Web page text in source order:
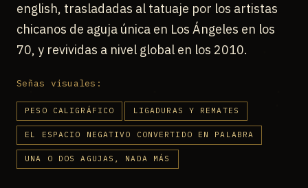
english, trasladadas al tatuaje por los artistas
chicanos de aguja única en Los Ángeles en los
70, y revividas a nivel global en los 2010.
Señas visuales:
PESO CALIGRÁFICO LIGADURAS Y REMATES
EL ESPACIO NEGATIVO CONVERTIDO EN PALABRA
UNA O DOS AGUJAS, NADA MÁS